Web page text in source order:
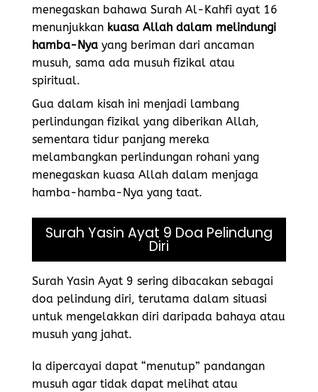
menegaskan bahawa Surah Al-Kahfi ayat 16
menunjukkan kuasa Allah dalam melindungi
hamba-Nya yang beriman dari ancaman
musuh, sama ada musuh fizikal atau
spiritual.
Gua dalam kisah ini menjadi lambang
perlindungan fizikal yang diberikan Allah,
sementara tidur panjang mereka
melambangkan perlindungan rohani yang
menegaskan kuasa Allah dalam menjaga
hamba-hamba-Nya yang taat.
Surah Yasin Ayat 9 Doa Pelindung
Diri
Surah Yasin Ayat 9 sering dibacakan sebagai
doa pelindung diri, terutama dalam situasi
untuk mengelakkan diri daripada bahaya atau
musuh yang jahat.
Ia dipercayai dapat “menutup” pandangan
musuh agar tidak dapat melihat atau